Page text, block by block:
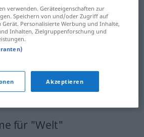
für "Welt"
für "Welt"
verwenden. Geräteeigenschaften zur
Speichern von und/oder Zugriff auf
Personalisierte Werbung und Inhalte,
Inhalten, Zielgruppenforschung und
Akzeptieren